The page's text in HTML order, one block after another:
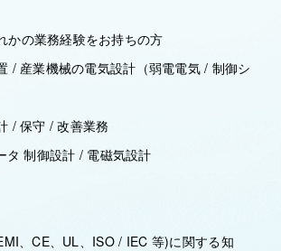
かの業務経験をお持ちの方
/ 産業機械の電気設計（弱電電気 / 制御シ
/ 保守 / 改善業務
タ 制御設計 / 電磁気設計
、CE、UL、ISO / IEC 等)に関する知